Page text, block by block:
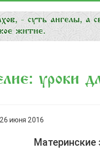
уроки
июня 2016
Материнские